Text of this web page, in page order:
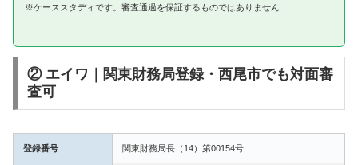
※ケーススタディです。審査通過を保証するものではありません
② エイワ｜関東財務局登録・西尾市でも対面審
査可
登録番号 関東財務局長（14）第00154号